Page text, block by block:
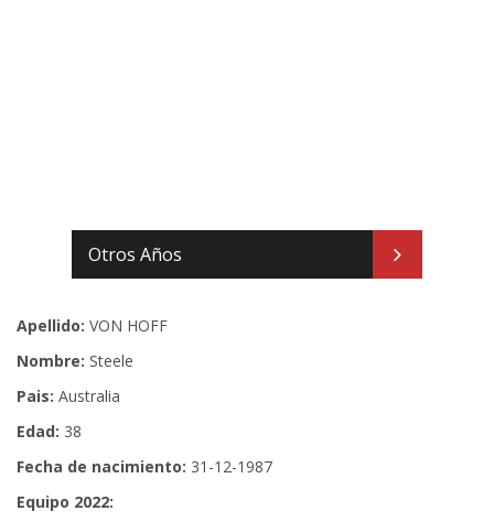
Otros Años
Apellido: VON HOFF
Nombre: Steele
Pais: Australia
Edad: 38
Fecha de nacimiento: 31-12-1987
Equipo 2022: